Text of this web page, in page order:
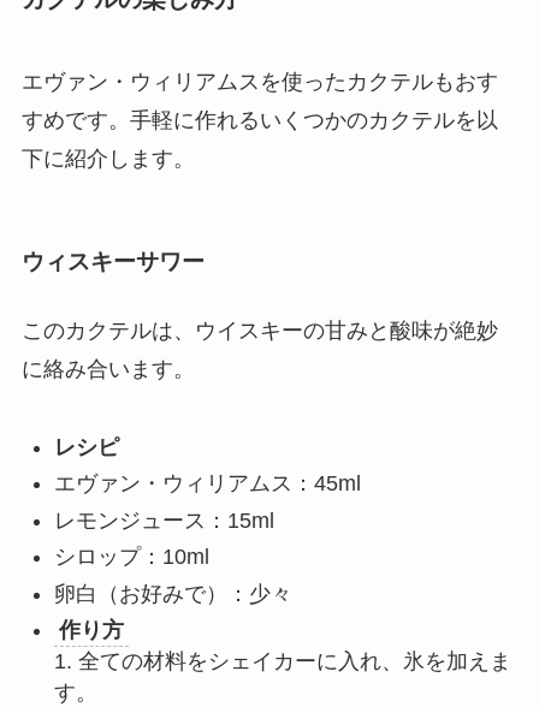
エヴァン・ウィリアムスを使ったカクテルもおす
すめです。手軽に作れるいくつかのカクテルを以
下に紹介します。
ウィスキーサワー
このカクテルは、ウイスキーの甘みと酸味が絶妙
に絡み合います。
レシピ
エヴァン・ウィリアムス：45ml
レモンジュース：15ml
シロップ：10ml
卵白（お好みで）：少々
作り方
1. 全ての材料をシェイカーに入れ、氷を加えま
す。